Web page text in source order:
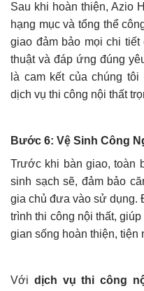
Sau khi hoàn thiện, Azio
hạng mục và tổng thể
giao đảm bảo mọi chi tiết
thuật và đáp ứng đúng
là cam kết của chúng
dịch vụ thi công nội thất
Bước 6: Vệ Sinh Công
Trước khi bàn giao, toàn
sinh sạch sẽ, đảm bảo
gia chủ đưa vào sử dụng.
trình thi công nội thất,
gian sống hoàn thiện, tiện
Với dịch vụ thi công